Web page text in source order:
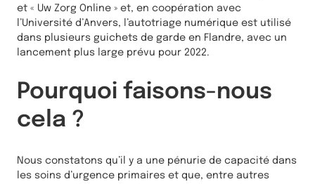
et « Uw Zorg Online » et, en coopération avec
l’Université d’Anvers, l’autotriage numérique est utilisé
dans plusieurs guichets de garde en Flandre, avec un
lancement plus large prévu pour 2022.
Pourquoi faisons-nous
cela ?
Nous constatons qu’il y a une pénurie de capacité dans
les soins d’urgence primaires et que, entre autres